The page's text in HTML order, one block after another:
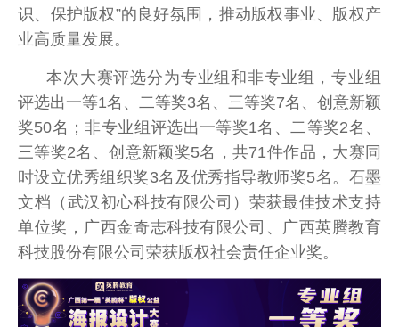
识、保护版权”的良好氛围，推动版权事业、版权产
业高质量发展。
本次大赛评选分为专业组和非专业组，专业组
评选出一等1名、二等奖3名、三等奖7名、创意新颖
奖50名；非专业组评选出一等奖1名、二等奖2名、
三等奖2名、创意新颖奖5名，共71件作品，大赛同
时设立优秀组织奖3名及优秀指导教师奖5名。石墨
文档（武汉初心科技有限公司）荣获最佳技术支持
单位奖，广西金奇志科技有限公司、广西英腾教育
科技股份有限公司荣获版权社会责任企业奖。